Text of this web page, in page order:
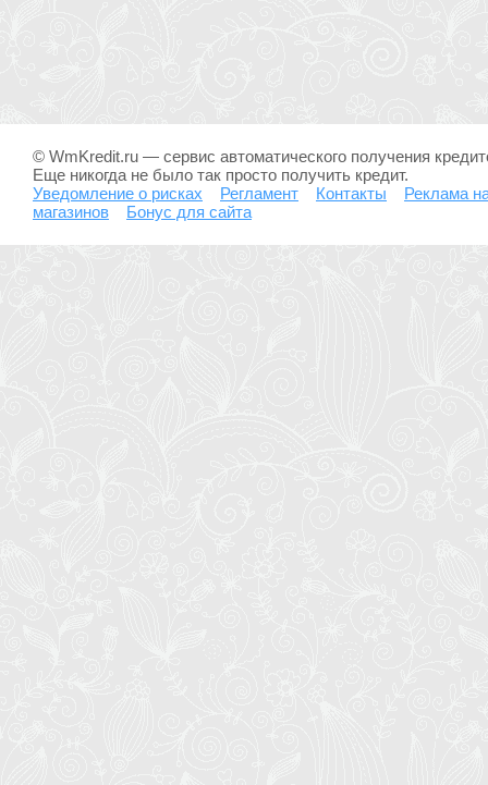
© WmKredit.ru — сервис автоматического получения
Еще никогда не было так просто получить кредит.
Уведомление о рисках
Регламент Контакты
Реклама
магазинов
Бонус для сайта